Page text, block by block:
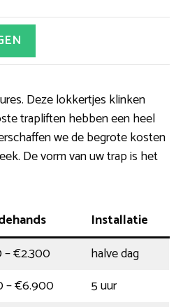
Deze lokkertjes klinken
trapliften hebben een heel
we de begrote kosten
De vorm van uw trap is het
Installatie
– €2.300
halve dag
– €6.900
5 uur